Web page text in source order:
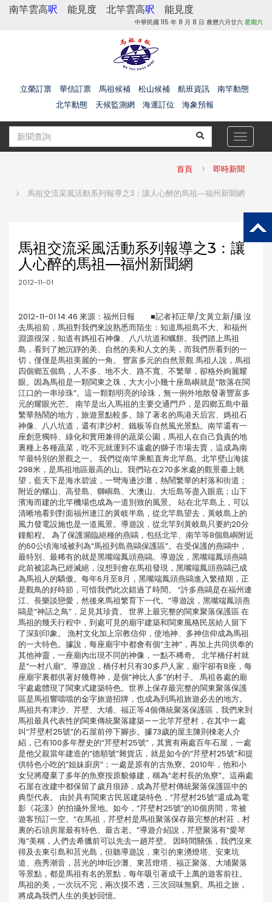
南竿雲高呎 能見度 北竿雲高呎 能見度
中華民國 115 年 8 月 8 日 農曆六月廿六 星期六
立榮訂票 華信訂票 馬祖候補 松山候補 航班資訊
南竿動態
北竿動態
天候監測網 海運訂位 海象預報
Toggle
首頁 即時新聞
馬祖交流采風活動系列報導之3：讓人心醉的馬祖—福州新聞網
馬祖交流采風活動系列報導之3：讓
人心醉的馬祖—福州新聞網
2012-11-01
2012-11-01 14:46 來源：福州日報 ■記者祁正華/文黃立新/攝 沒
去馬祖前，馬祖對我們來說熟悉而陌生：知道馬祖島不大、和福州
淵源很深，知道有媽祖石神像、八八坑道和蠣餅。我們踏上馬祖
島，看到了她沉靜的美、自然的美和人文的美，而我們所看到的一
切，僅僅是馬祖美麗的一角。 豐富多元的自然景觀 馬祖人說，馬祖
四個鄉五個島，人不多、地不大、路不寬、不繁華，卻格外絢麗耀
眼。因為馬祖是一顆閩東之珠，大大小小幾十座島嶼就是“散落在閩
江口的一串珍珠”。這一顆顆明亮的珍珠，無一例外地散發著豐富多
元的耀眼光芒。 南竿是出入馬祖的主要交通門戶，是四鄉五島中最
繁華熱鬧的地方，旅遊景點較多。除了著名的馬港天后宮、媽祖石
神像、八八坑道，還有津沙村、鐵板等自然風光景點。南竿還有一
座創意獨特、綠化和實用兼得的蔬菜公園，馬祖人在自己負責的地
裏種上各種蔬菜，吃不完就運到不遠處的獅子市場去賣，這成為南
竿最特別的景觀之一。 我們從南竿乘船直奔北竿島。北竿壁山海拔
298米，是馬祖地區最高的山。我們站在270多米處的觀景臺上眺
望，藍天下是海水碧波，一彎海邊沙灘，熱鬧繁華的村落和街道；
附近的螺山、高登島、獅嶼島、大澳山、大坵島等盡入眼底；山下
濱海而建的北竿機場也成為一道別致的風景。 站在北竿島上，可以
清晰地看到對面福州連江的黃岐半島，從北竿島望去，黃岐島上的
風力發電設施也是一道風景。導遊說，從北竿到黃岐島只要約20分
鐘船程。 為了保護瀕臨絕種的燕鷗，包括北竿、南竿等8個島嶼附近
的60公頃海域被列為“馬祖列島燕鷗保護區”。在受保護的燕鷗中，
最特別、最稀有的就是黑嘴端鳳頭燕鷗。導遊說，黑嘴端鳳頭燕鷗
此前被認為已經滅絕，沒想到會在馬祖發現，黑嘴端鳳頭燕鷗已成
為馬祖人的驕傲。每年6月至8月，黑嘴端鳳頭燕鷗進入繁殖期，正
是觀鳥的好時節，可惜我們此次錯過了時間。 “許多燕鷗是在福州連
江、長樂談戀愛，然後來馬祖繁育下一代。”導遊說，黑嘴端鳳頭燕
鷗是“神話之鳥”，足見其珍貴。 世界上最完整的閩東聚落保護區 在
馬祖的幾天行程中，到處可見的廟宇建築和閩東風格民居給人留下
了深刻印象。 漁村文化加上宗教信仰，使地神、多神信仰成為馬祖
的一大特色。據說，每座廟宇中都會有個“主神”，再加上共同供奉的
其他神靈，一座廟內出現不同的神像，一點不稀奇。 北竿橋仔村就
是“一村八廟”。導遊說，橋仔村只有30多戶人家，廟宇卻有8座，每
座廟宇裏都供著好幾尊神，是個“神比人多”的村子。 馬祖各處的廟
宇處處體現了閩東式建築特色。世界上保存最完整的閩東聚落保護
區是馬祖響噹噹的金字旅遊招牌，也成為到馬祖旅遊必去的地方。
馬祖共有津沙、芹壁、大埔、福正等4個傳統聚落保護區，我們來到
馬祖最具代表性的閩東傳統聚落建築——北竿芹壁村，在其中一處
叫“芹壁村25號”的石屋前停下腳步。據73歲的屋主陳則棟老人介
紹，已有100多年歷史的“芹壁村25號”，其實有兩處百年石屋，一處
是他父親當年建造的“德順號”雜貨店，就是如今的“芹壁村25號”和提
供特色小吃的“姐妹廚房”；一處是原有的古魚寮。2010年，他和小
女兒將廢棄了多年的魚寮按原貌修建，稱為“老村長的魚寮”。這兩處
石屋在改建中都保留了歲月痕跡，成為芹壁村傳統聚落保護區中的
典型代表。 由於具有閩東古民居建築特色，“芹壁村25號”還成為電
影《花漾》的拍攝外景地。如今，“芹壁村25號”的10個房間，常被
遊客預訂一空。“在馬祖，芹壁村是馬祖聚落保存最完整的村莊，村
裏的石頭房屋最有特色、最古老。”導遊介紹說，芹壁聚落有“愛琴
海”美稱，人們去希臘前可以先去一趟芹壁。 因時間關係，我們沒來
得及去東引島和莒光島，但聽導遊說，東引的東湧燈塔、安東坑
道、燕秀潮音，莒光的坤坵沙灘、東莒燈塔、福正聚落、大埔聚落
等景點，都是馬祖有名的景點，每年吸引著成千上萬的遊客前往。
馬祖的美，一次玩不完，兩次摸不透，三次回味無窮。馬祖之旅，
將成為我們人生的美妙回憶。